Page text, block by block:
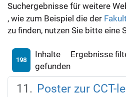
Suchergebnisse für weitere
, wie zum Beispiel die der
zu finden, nutzen Sie bitte eine
198
Inhalte
gefunden
Ergebnisse
Poster zur CCT-